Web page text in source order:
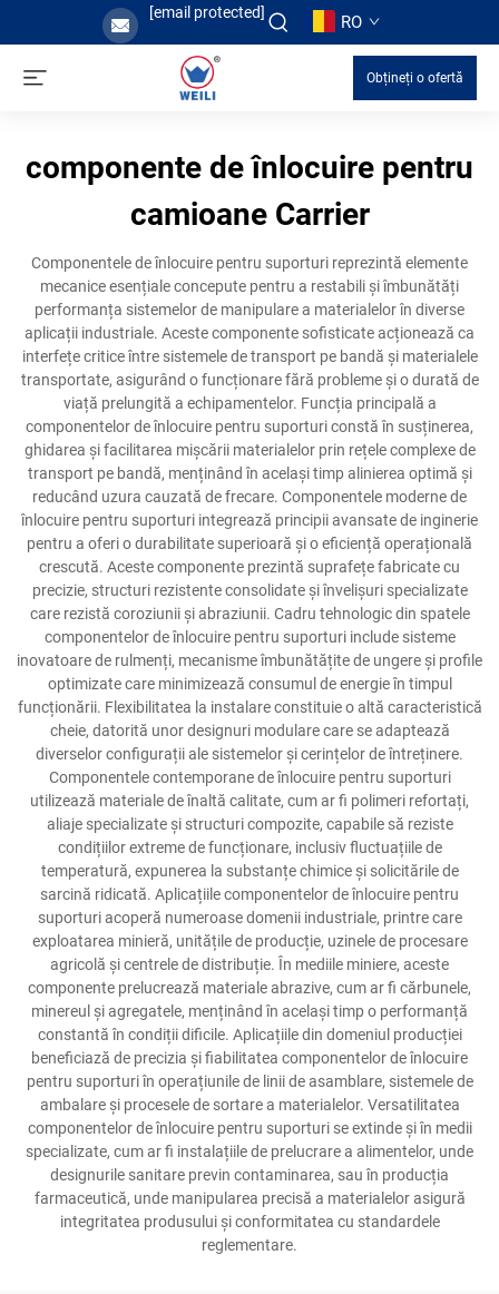
[email protected] RO
Obțineți o ofertă
componente de înlocuire pentru
camioane Carrier
Componentele de înlocuire pentru suporturi reprezintă elemente
mecanice esențiale concepute pentru a restabili și îmbunătăți
performanța sistemelor de manipulare a materialelor în diverse
aplicații industriale. Aceste componente sofisticate acționează ca
interfețe critice între sistemele de transport pe bandă și materialele
transportate, asigurând o funcționare fără probleme și o durată de
viață prelungită a echipamentelor. Funcția principală a
componentelor de înlocuire pentru suporturi constă în susținerea,
ghidarea și facilitarea mișcării materialelor prin rețele complexe de
transport pe bandă, menținând în același timp alinierea optimă și
reducând uzura cauzată de frecare. Componentele moderne de
înlocuire pentru suporturi integrează principii avansate de inginerie
pentru a oferi o durabilitate superioară și o eficiență operațională
crescută. Aceste componente prezintă suprafețe fabricate cu
precizie, structuri rezistente consolidate și învelișuri specializate
care rezistă coroziunii și abraziunii. Cadru tehnologic din spatele
componentelor de înlocuire pentru suporturi include sisteme
inovatoare de rulmenți, mecanisme îmbunătățite de ungere și profile
optimizate care minimizează consumul de energie în timpul
funcționării. Flexibilitatea la instalare constituie o altă caracteristică
cheie, datorită unor designuri modulare care se adaptează
diverselor configurații ale sistemelor și cerințelor de întreținere.
Componentele contemporane de înlocuire pentru suporturi
utilizează materiale de înaltă calitate, cum ar fi polimeri refortați,
aliaje specializate și structuri compozite, capabile să reziste
condițiilor extreme de funcționare, inclusiv fluctuațiile de
temperatură, expunerea la substanțe chimice și solicitările de
sarcină ridicată. Aplicațiile componentelor de înlocuire pentru
suporturi acoperă numeroase domenii industriale, printre care
exploatarea minieră, unitățile de producție, uzinele de procesare
agricolă și centrele de distribuție. În mediile miniere, aceste
componente prelucrează materiale abrazive, cum ar fi cărbunele,
minereul și agregatele, menținând în același timp o performanță
constantă în condiții dificile. Aplicațiile din domeniul producției
beneficiază de precizia și fiabilitatea componentelor de înlocuire
pentru suporturi în operațiunile de linii de asamblare, sistemele de
ambalare și procesele de sortare a materialelor. Versatilitatea
componentelor de înlocuire pentru suporturi se extinde și în medii
specializate, cum ar fi instalațiile de prelucrare a alimentelor, unde
designurile sanitare previn contaminarea, sau în producția
farmaceutică, unde manipularea precisă a materialelor asigură
integritatea produsului și conformitatea cu standardele
reglementare.